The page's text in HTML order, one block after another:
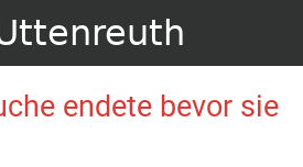
endete bevor sie